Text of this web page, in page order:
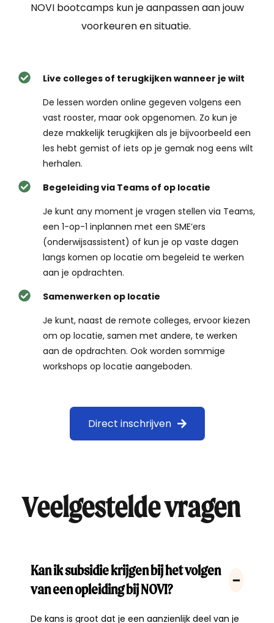
NOVI bootcamps kun je aanpassen aan jouw
voorkeuren en situatie.
Live colleges of terugkijken wanneer je wilt
De lessen worden online gegeven volgens een
vast rooster, maar ook opgenomen. Zo kun je
deze makkelijk terugkijken als je bijvoorbeeld een
les hebt gemist of iets op je gemak nog eens wilt
herhalen.
Begeleiding via Teams of op locatie
Je kunt any moment je vragen stellen via Teams,
een 1-op-1 inplannen met een SME’ers
(onderwijsassistent) of kun je op vaste dagen
langs komen op locatie om begeleid te werken
aan je opdrachten.
Samenwerken op locatie
Je kunt, naast de remote colleges, ervoor kiezen
om op locatie, samen met andere, te werken
aan de opdrachten. Ook worden sommige
workshops op locatie aangeboden.
Direct inschrijven
Veelgestelde vragen
Kan ik subsidie krijgen bij het volgen
van een opleiding bij NOVI?
De kans is groot dat je een aanzienlijk deel van je